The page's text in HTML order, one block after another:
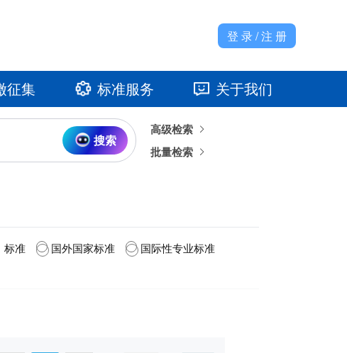
登 录 / 注 册
征集 标准服务 关于我们
发展大事记
搜索
高级检索
批量检索
标准 国外国家标准
国际性专业标准